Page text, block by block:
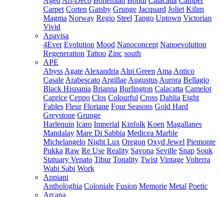
Carpet Corten Gatsby Grunge Jacquard Joliet Kilim
Magma Norway Regio Steel Tango Uptown Victorian
Vivid
Apavisa
4Ever Evolution Mood Nanoconcept Nanoevolution
Regeneration Tattoo Zinc south
APE
Abyss Agate Alexandria Alpi Green Ama Antico
Casale Arabescato Argillae Augustus Aurora Bellagio
Black Hispania Brianna Burlington Calacatta Camelot
Caprice Ceppo Clos Colourful Cross Dahlia Eight
Fables Fleur Floriane Four Seasons Gold Hard
Greystone Grunge
Harlequin Icaro Imperial Kinfolk Koen Magallanes
Mandalay Mare Di Sabbia Medicea Marble
Michelangelo Night Lux Oregon Oxyd Jewel Piemonte
Pukka Raw Re Use Reality Savona Seville Snap Souk
Statuary Venato Tibur Tonality Twist Vintage Volterra
Wabi Sabi Work
Appiani
Anthologhia Coloniale Fusion Memorie Metal Poetic
Arcana